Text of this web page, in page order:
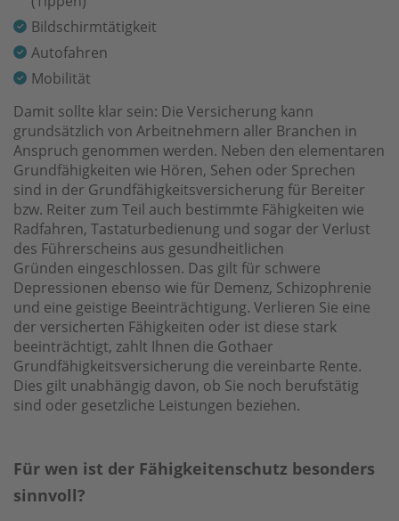
Bildschirmtätigkeit
Autofahren
Mobilität
Damit sollte klar sein: Die Versicherung kann
grundsätzlich von Arbeitnehmern aller Branchen in
Anspruch genommen werden. Neben den elementaren
Grundfähigkeiten wie Hören, Sehen oder Sprechen
sind in der Grundfähigkeitsversicherung für Bereiter
bzw. Reiter zum Teil auch bestimmte Fähigkeiten wie
Radfahren, Tastaturbedienung und sogar der Verlust
des Führerscheins aus gesundheitlichen
Gründen eingeschlossen. Das gilt für schwere
Depressionen ebenso wie für Demenz, Schizophrenie
und eine geistige Beeinträchtigung. Verlieren Sie eine
der versicherten Fäh­­igkeiten oder ist diese stark
beeinträchtigt, zahlt Ihnen die Gothaer
Grundfähigkeitsversicherung die vereinbarte Rente.
Dies gilt unabhän­gig davon, ob Sie noch berufs­tä­tig
sind oder gesetzliche Leis­tun­­­gen beziehen.
Für wen ist der Fähigkeitenschutz besonders
sinnvoll?